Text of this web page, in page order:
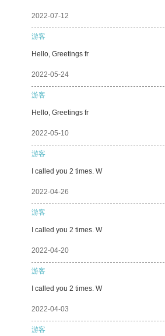
2022-07-12
游客
Hello, Greetings fr
2022-05-24
游客
Hello, Greetings fr
2022-05-10
游客
I called you 2 times. W
2022-04-26
游客
I called you 2 times. W
2022-04-20
游客
I called you 2 times. W
2022-04-03
游客